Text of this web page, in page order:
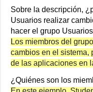
Sobre la descripción,
Usuarios realizar
hacer el grupo
Los miembros del
cambios en el sistema,
de las aplicaciones en
¿Quiénes son los